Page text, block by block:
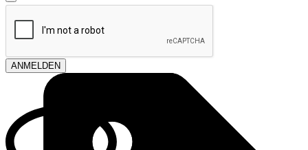
ANMELDEN